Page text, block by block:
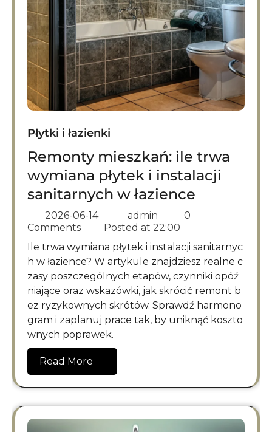
Płytki i łazienki
Remonty mieszkań: ile trwa
wymiana płytek i instalacji
sanitarnych w łazience
2026-06-14 admin
0
Comments
Posted at 22:00
Ile trwa wymiana płytek i instalacji sanitarnyc
h w łazience? W artykule znajdziesz realne c
zasy poszczególnych etapów, czynniki opóź
niające oraz wskazówki, jak skrócić remont b
ez ryzykownych skrótów. Sprawdź harmono
gram i zaplanuj prace tak, by uniknąć koszto
wnych poprawek.
Read More